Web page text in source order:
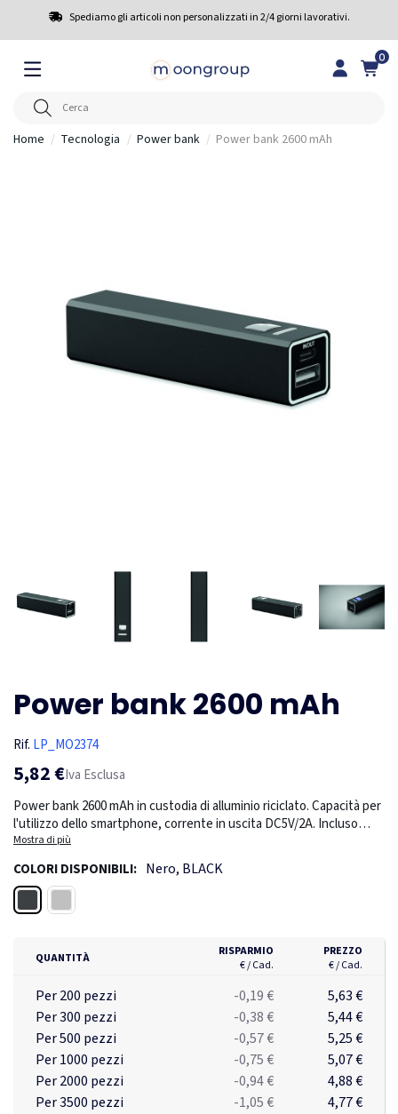
Spediamo gli articoli non personalizzati in 2/4 giorni lavorativi.
0
Home Tecnologia Power bank Power bank 2600 mAh
Power bank 2600 mAh
Rif. LP_MO2374
5,82 €Iva Esclusa
Power bank 2600 mAh in custodia di alluminio riciclato. Capacità per
l'utilizzo dello smartphone, corrente in uscita DC5V/2A. Incluso
cavo di ricarica USB Type-C con adattatore Type-A.
Ingresso/uscita: USB tipo C.
Mostra di più
COLORI DISPONIBILI: Nero, BLACK
QUANTITÀ
RISPARMIO
€ / Cad.
PREZZO
€ / Cad.
Per 200 pezzi -0,19 €
5,63 €
Per 300 pezzi
-0,38 €
5,44 €
Per 500 pezzi
-0,57 €
5,25 €
Per 1000 pezzi
-0,75 €
5,07 €
Per 2000 pezzi
-0,94 €
4,88 €
Per 3500 pezzi
-1,05 € 4,77 €